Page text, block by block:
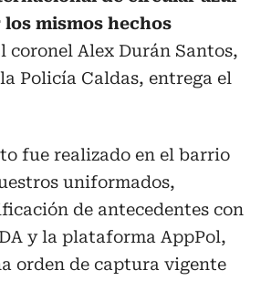
mismos hechos
coronel Alex Durán Santos,
Policía Caldas, entrega el
fue realizado en el barrio
uniformados,
de antecedentes con
y la plataforma AppPol,
orden de captura vigente